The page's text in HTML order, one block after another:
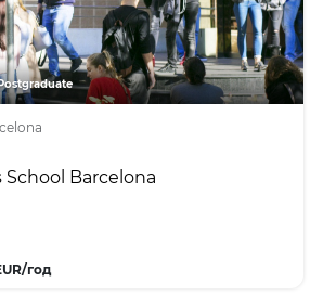
School Barcelona
год
Master’s Degree